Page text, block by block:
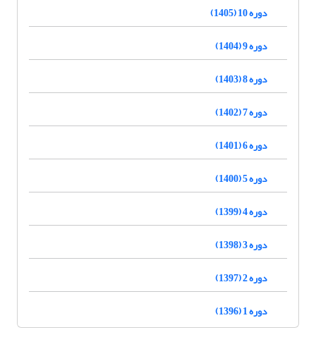
دوره 10 (1405)
دوره 9 (1404)
دوره 8 (1403)
دوره 7 (1402)
دوره 6 (1401)
دوره 5 (1400)
دوره 4 (1399)
دوره 3 (1398)
دوره 2 (1397)
دوره 1 (1396)